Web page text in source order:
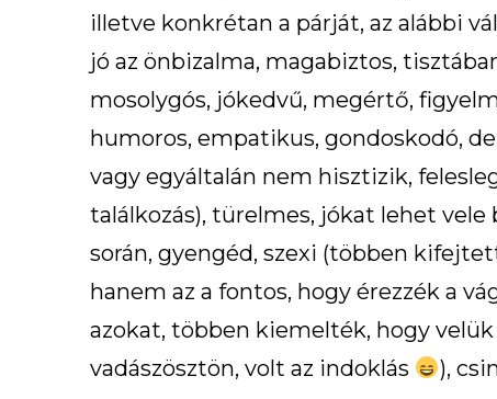
illetve konkrétan a párját, az alábbi
jó az önbizalma, magabiztos,
mosolygós, jókedvű, megértő,
humoros, empatikus, gondoskodó,
vagy egyáltalán nem hisztizik,
találkozás), türelmes, jókat lehet
során, gyengéd, szexi (többen
hanem az a fontos, hogy érezzék a
azokat, többen kiemelték, hogy
vadászösztön, volt az indoklás
),